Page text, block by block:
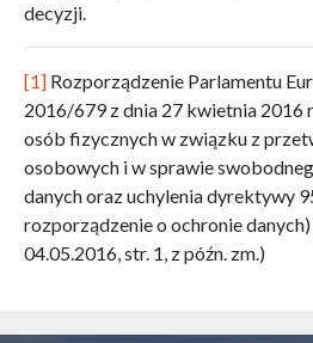
decyzji.
[1] Rozporządzenie Parlamentu
2016/679 z dnia 27 kwietnia 2016
osób fizycznych w związku z
osobowych i w sprawie
danych oraz uchylenia dyrektywy
rozporządzenie o ochronie
04.05.2016, str. 1, z późn. zm.)